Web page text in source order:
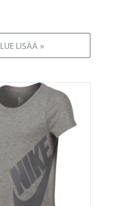
LUE LISÄÄ »